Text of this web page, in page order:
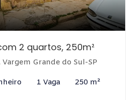
2 quartos, 250m²
Vargem Grande do Sul-SP
1 Vaga 250 m²